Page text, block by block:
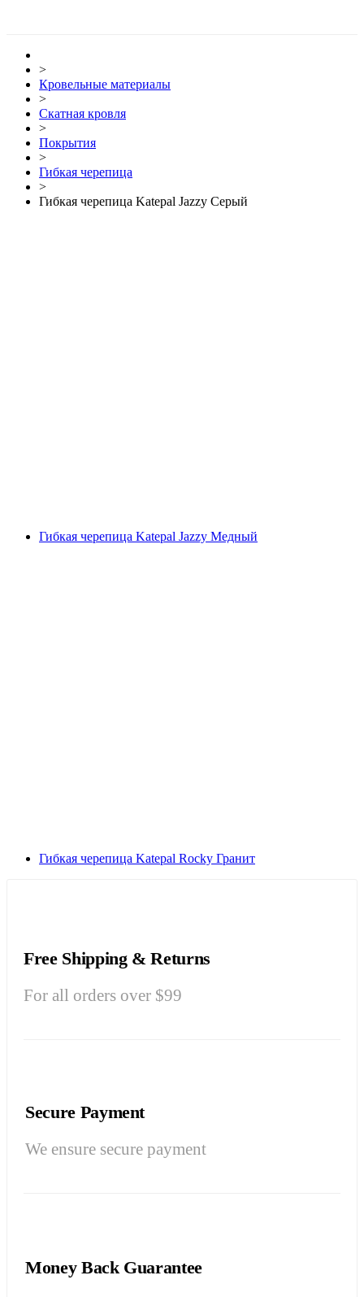
>
Кровельные материалы
>
Скатная кровля
>
Покрытия
>
Гибкая черепица
>
Гибкая черепица Katepal Jazzy Серый
Гибкая черепица Katepal Jazzy Медный
Гибкая черепица Katepal Rocky Гранит
Free Shipping & Returns
For all orders over $99
Secure Payment
We ensure secure payment
Money Back Guarantee